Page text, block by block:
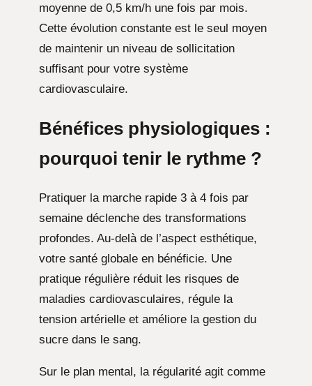
moyenne de 0,5 km/h une fois par mois.
Cette évolution constante est le seul moyen
de maintenir un niveau de sollicitation
suffisant pour votre système
cardiovasculaire.
Bénéfices physiologiques :
pourquoi tenir le rythme ?
Pratiquer la marche rapide 3 à 4 fois par
semaine déclenche des transformations
profondes. Au-delà de l’aspect esthétique,
votre santé globale en bénéficie. Une
pratique régulière réduit les risques de
maladies cardiovasculaires, régule la
tension artérielle et améliore la gestion du
sucre dans le sang.
Sur le plan mental, la régularité agit comme